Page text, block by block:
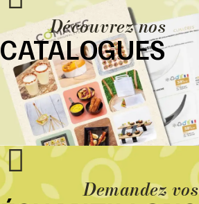
Découvrez nos
CATALOGUES
Demandez vos